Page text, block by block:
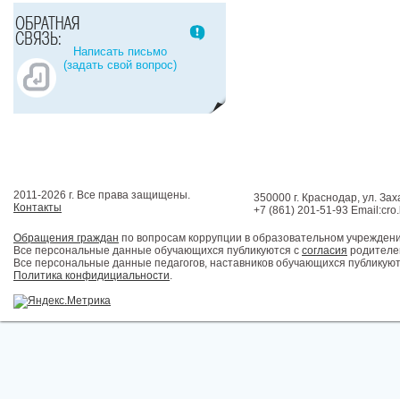
Написать письмо
(задать свой вопрос)
2011-2026 г. Все права защищены.
Контакты
350000 г. Краснодар, ул.
+7 (861) 201-51-93
Обращения граждан по вопросам коррупции в образовательном
Все персональные данные обучающихся публикуются с согласия
Все персональные данные педагогов, наставников обучающихся
Политика конфидициальности.